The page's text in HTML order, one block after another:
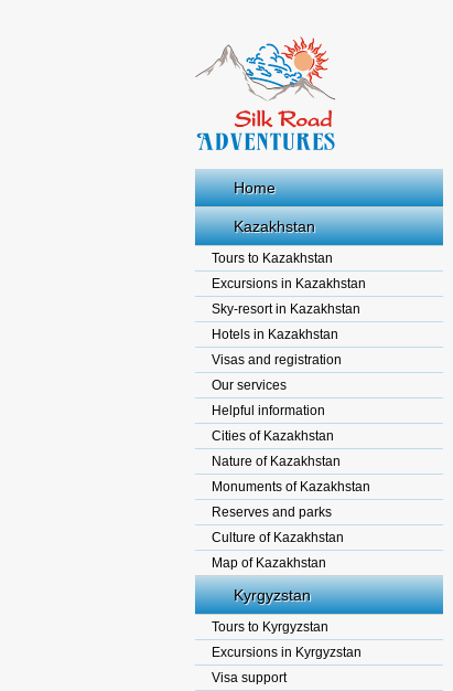
Home
Kazakhstan
Tours to Kazakhstan
Excursions in Kazakhstan
Sky-resort in Kazakhstan
Hotels in Kazakhstan
Visas and registration
Our services
Helpful information
Cities of Kazakhstan
Nature of Kazakhstan
Monuments of Kazakhstan
Reserves and parks
Culture of Kazakhstan
Map of Kazakhstan
Kyrgyzstan
Tours to Kyrgyzstan
Excursions in Kyrgyzstan
Visa support